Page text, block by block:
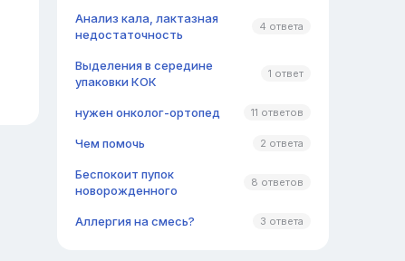
Анализ кала, лактазная
недостаточность
4 ответа
Выделения в середине
упаковки КОК
1 ответ
нужен онколог-ортопед 11 ответов
Чем помочь 2 ответа
Беспокоит пупок
новорожденного
8 ответов
Аллергия на смесь? 3 ответа